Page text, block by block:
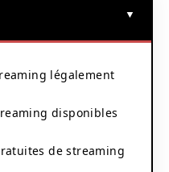
légalement
disponibles
de streaming